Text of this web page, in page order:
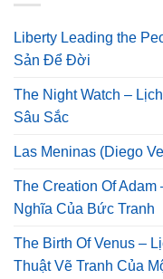
Liberty Leading the
Sản Để Đời
The Night Watch –
Sâu Sắc
Las Meninas (Diego
The Creation Of
Nghĩa Của Bức Tranh
The Birth Of Venus –
Thuật Vẽ Tranh Của